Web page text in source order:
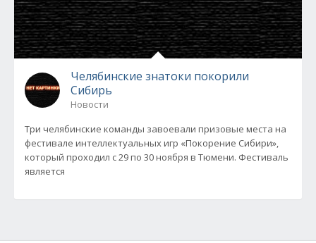
Челябинские знатоки покорили
Сибирь
Новости
Три челябинские команды завоевали призовые места на
фестивале интеллектуальных игр «Покорение Сибири»,
который проходил с 29 по 30 ноября в Тюмени. Фестиваль
является